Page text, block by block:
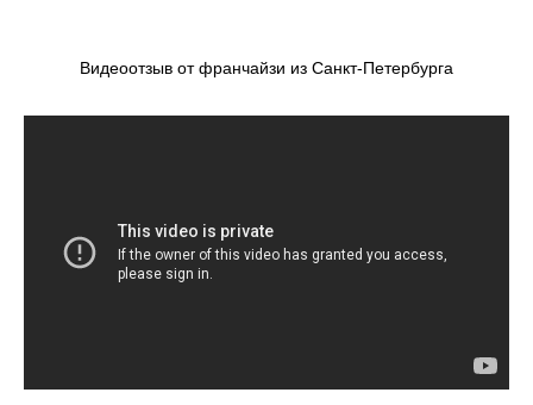
Видеоотзыв от франчайзи из Санкт-Петербурга